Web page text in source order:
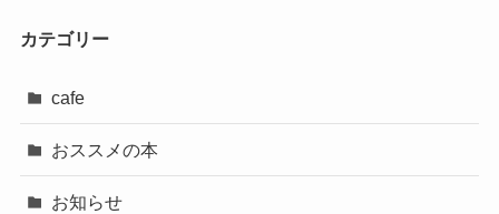
カテゴリー
cafe
おススメの本
お知らせ